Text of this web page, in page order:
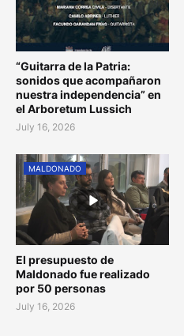
“Guitarra de la Patria:
sonidos que acompañaron
nuestra independencia” en
el Arboretum Lussich
July 16, 2026
MALDONADO
El presupuesto de
Maldonado fue realizado
por 50 personas
July 16, 2026